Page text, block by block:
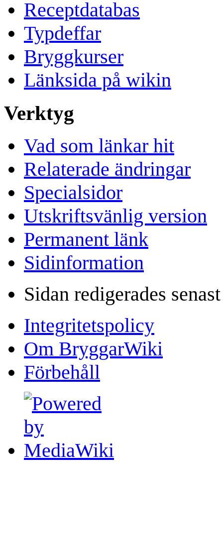
Receptdatabas
Typdeffar
Bryggkurser
Länksida på wikin
Verktyg
Vad som länkar hit
Relaterade ändringar
Specialsidor
Utskriftsvänlig version
Permanent länk
Sidinformation
Sidan redigerades
Integritetspolicy
Om BryggarWiki
Förbehåll